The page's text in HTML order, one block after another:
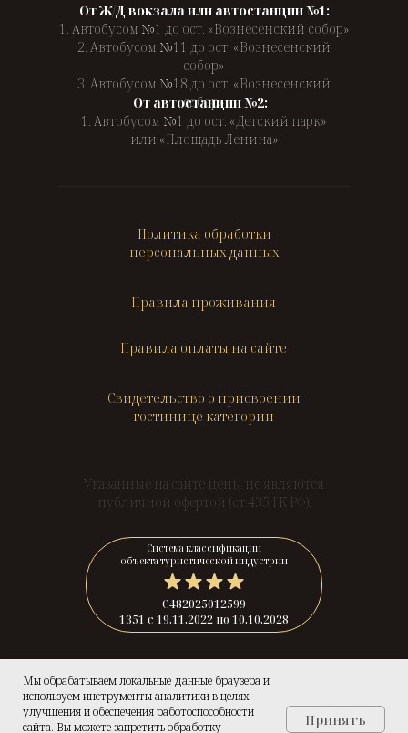
От Ж/Д вокзала или автостанции №1:
1. Автобусом №1 до ост. «Вознесенский собор»
2. Автобусом №11 до ост. «Вознесенский
собор»
3. Автобусом №18 до ост. «Вознесенский
собор»
От автостанции №2:
1. Автобусом №1 до ост. «Детский парк»
или «Площадь Ленина»
Официальный сайт.
Указанные на сайте цены не являются
публичной офертой (ст.435 ГК РФ).
Политика обработки
персональных данных
Правила оплаты на сайте
Правила проживания
Свидетельство о присвоении
гостинице категории
Система классификации
объекта туристической индустрии
С482025012599
1351 с 19.11.2022 по 10.10.2028
Мы обрабатываем локальные данные браузера и
используем инструменты аналитики в целях
улучшения и обеспечения работоспособности
сайта. Вы можете запретить обработку
Принять